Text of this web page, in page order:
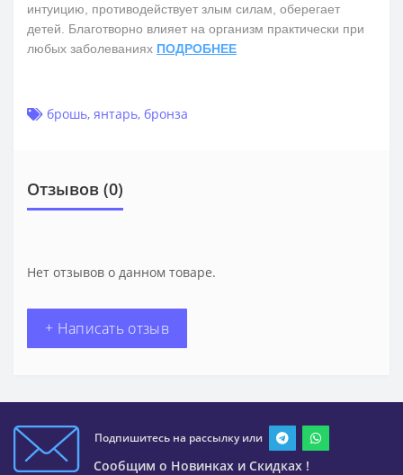
интуицию, противодействует злым силам, оберегает
детей. Благотворно влияет на организм практически при
любых заболеваниях ПОДРОБНЕЕ
брошь, янтарь, бронза
Отзывов (0)
Нет отзывов о данном товаре.
+ Написать отзыв
Подпишитесь на рассылку или
Сообщим о Новинках и Скидках !